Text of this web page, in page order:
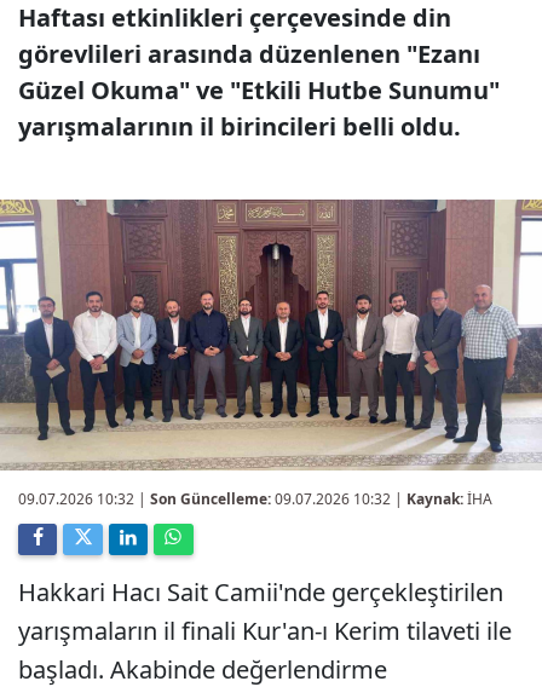
Haftası etkinlikleri çerçevesinde din
görevlileri arasında düzenlenen "Ezanı
Güzel Okuma" ve "Etkili Hutbe Sunumu"
yarışmalarının il birincileri belli oldu.
09.07.2026 10:32 | Son Güncelleme:09.07.2026 10:32 | Kaynak:İHA
Hakkari Hacı Sait Camii'nde gerçekleştirilen
yarışmaların il finali Kur'an-ı Kerim tilaveti ile
başladı. Akabinde değerlendirme